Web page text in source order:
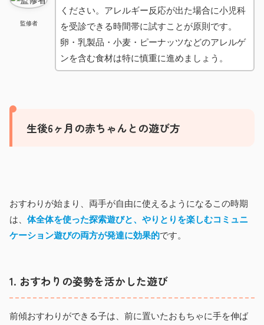
監修者
ください。アレルギー反応が出た場合に小児科
を受診できる時間帯に試すことが原則です。
卵・乳製品・小麦・ピーナッツなどのアレルゲ
ンを含む食材は特に慎重に進めましょう。
生後6ヶ月の赤ちゃんとの遊び方
おすわりが始まり、両手が自由に使えるようになるこの時期
は、 体全体を使った探索遊びと、やりとりを楽しむコミュニ
ケーション遊びの両方が発達に効果的です。
1. おすわりの姿勢を活かした遊び
前傾おすわりができる子は、前に置いたおもちゃに手を伸ば